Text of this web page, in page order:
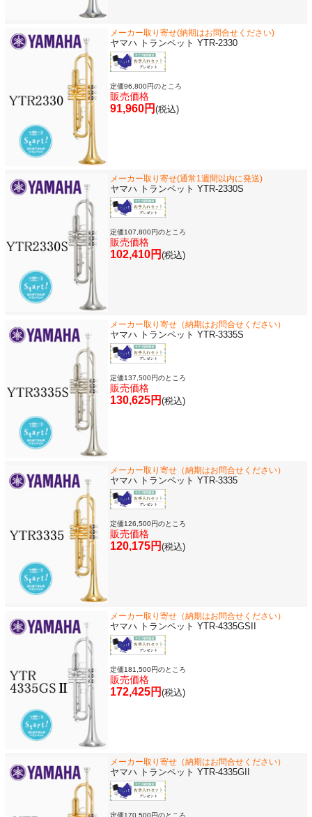
メーカー取り寄せ(納期はお問合せください)
ヤマハ トランペット YTR-2330
定価96,800円のところ
販売価格
91,960円 (税込)
メーカー取り寄せ(通常1週間以内に発送)
ヤマハ トランペット YTR-2330S
定価107,800円のところ
販売価格
102,410円 (税込)
メーカー取り寄せ（納期はお問合せください）
ヤマハ トランペット YTR-3335S
定価137,500円のところ
販売価格
130,625円 (税込)
メーカー取り寄せ（納期はお問合せください）
ヤマハ トランペット YTR-3335
定価126,500円のところ
販売価格
120,175円 (税込)
メーカー取り寄せ（納期はお問合せください）
ヤマハ トランペット YTR-4335GSII
定価181,500円のところ
販売価格
172,425円 (税込)
メーカー取り寄せ（納期はお問合せください）
ヤマハ トランペット YTR-4335GII
定価170,500円のところ